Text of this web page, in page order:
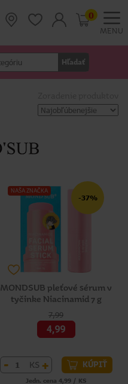
MENU
Hľadať
0
NAŠA ZNAČKA
-37%
MONDSUB pleťové sérum v
tyčinke Niacinamid 7 g
7,99
4,99
- KS + KÚPIŤ
Jedn. cena 4,99 / KS